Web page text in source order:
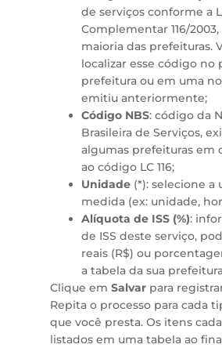
de serviços conforme a
Complementar 116/
maioria das prefeituras.
localizar esse código no
prefeitura ou em uma
emitiu anteriormente;
Código NBS: código da
Brasileira de Serviços,
algumas prefeituras em
ao código LC 116;
Unidade (*): selecione a
medida (ex: unidade,
Alíquota de ISS (%):
de ISS deste serviço,
reais (R$) ou
a tabela da sua
Clique em Salvar para
Repita o processo para cada
que você presta. Os itens
listados em uma tabela ao